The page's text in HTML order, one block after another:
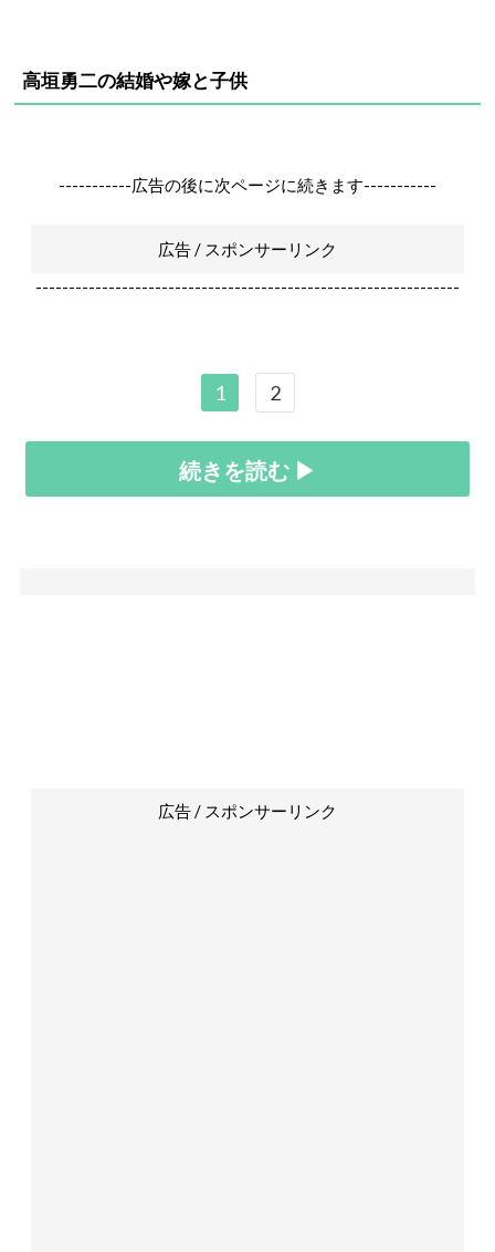
高垣勇二の結婚や嫁と子供
-----------広告の後に次ページに続きます-----------
広告 / スポンサーリンク
----------------------------------------------------------------
1 2
続きを読む ▶
広告 / スポンサーリンク